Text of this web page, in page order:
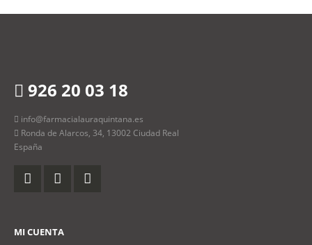
926 20 03 18
info@farmacialauraquintana.es
Ronda de Alarcos, 34, 13002 Ciudad Real
España
MI CUENTA